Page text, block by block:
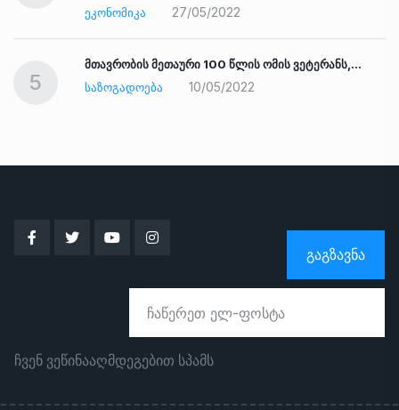
ᲔᲙᲝᲜᲝᲛᲘᲙᲐ
27/05/2022
5
მთავრობის მეთაური 100 წლის ომის ვეტერანს,…
ᲡᲐᲖᲝᲒᲐᲓᲝᲔᲑᲐ
10/05/2022
ᲒᲐᲒᲖᲐᲕᲜᲐ
ჩვენ ვეწინააღმდეგებით სპამს